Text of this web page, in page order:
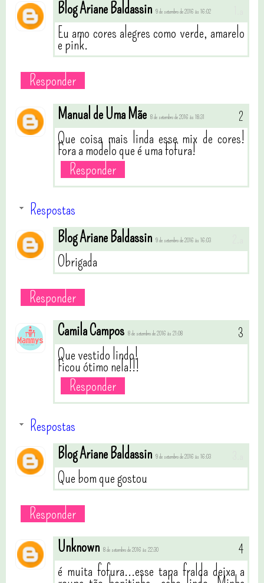
Blog Ariane Baldassin 9 de setembro de 2016 às 16:02
Eu amo cores alegres como verde, amarelo
e pink.
Responder
Manual de Uma Mãe 8 de setembro de 2016 às 18:31
Que coisa mais linda esse mix de cores!
Fora a modelo que é uma fofura!
Responder
Respostas
Blog Ariane Baldassin 9 de setembro de 2016 às 16:03
Obrigada
Responder
Camila Campos 8 de setembro de 2016 às 21:08
Que vestido lindo!
Ficou ótimo nela!!!
Responder
Respostas
Blog Ariane Baldassin 9 de setembro de 2016 às 16:03
Que bom que gostou
Responder
Unknown 8 de setembro de 2016 às 22:30
é muita fofura...esse tapa fralda deixa a